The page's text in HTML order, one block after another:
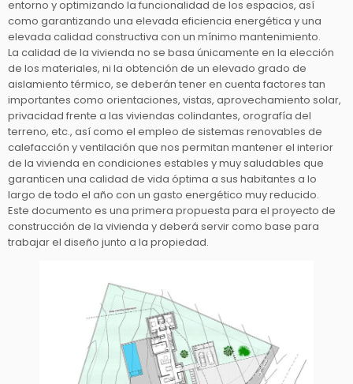
entorno y optimizando la funcionalidad de los espacios, así
como garantizando una elevada eficiencia energética y una
elevada calidad constructiva con un mínimo mantenimiento.
La calidad de la vivienda no se basa únicamente en la elección
de los materiales, ni la obtención de un elevado grado de
aislamiento térmico, se deberán tener en cuenta factores tan
importantes como orientaciones, vistas, aprovechamiento solar,
privacidad frente a las viviendas colindantes, orografía del
terreno, etc., así como el empleo de sistemas renovables de
calefacción y ventilación que nos permitan mantener el interior
de la vivienda en condiciones estables y muy saludables que
garanticen una calidad de vida óptima a sus habitantes a lo
largo de todo el año con un gasto energético muy reducido.
Este documento es una primera propuesta para el proyecto de
construcción de la vivienda y deberá servir como base para
trabajar el diseño junto a la propiedad.